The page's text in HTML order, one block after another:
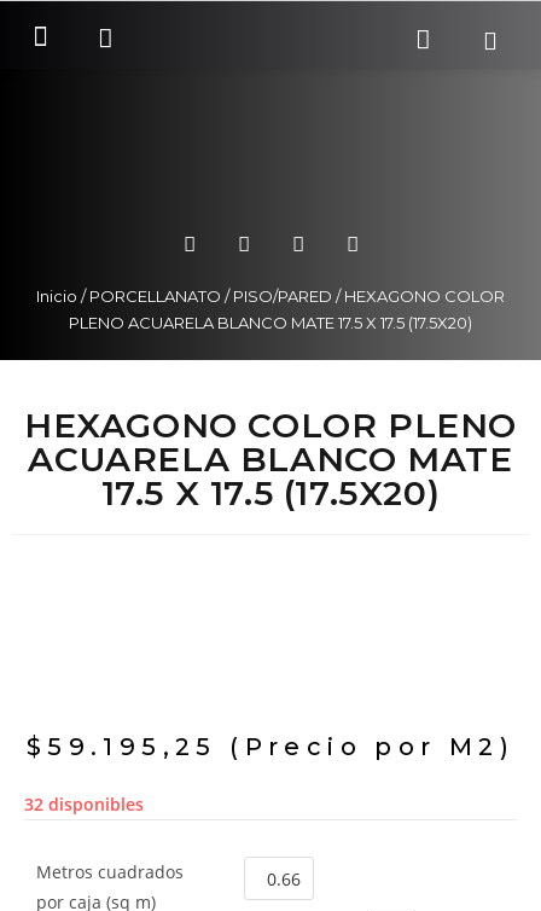
Inicio /PORCELLANATO /PISO/PARED / HEXAGONO COLOR
PLENO ACUARELA BLANCO MATE 17.5 X 17.5 (17.5X20)
HEXAGONO COLOR PLENO
ACUARELA BLANCO MATE
17.5 X 17.5 (17.5X20)
$59.195,25 (Precio por M2)
32 disponibles
Metros cuadrados
por caja (sq m)